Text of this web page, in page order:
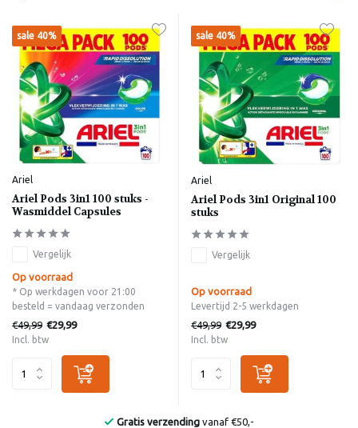
sale 40%
Ariel
Ariel Pods 3in1 100 stuks -
Wasmiddel Capsules
Vergelijk
Op voorraad
* Op werkdagen voor 21:00
besteld = vandaag verzonden
€49,99 €29,99
Incl. btw
sale 40%
Ariel
Ariel Pods 3in1 Original 100
stuks
Vergelijk
Op voorraad
Levertijd 2-5 werkdagen
€49,99 €29,99
Incl. btw
Gratis verzending vanaf €50,-